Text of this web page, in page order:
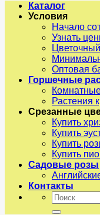
Каталог
Условия
Начало
Узнать
Оптовая
Горшечные
Растения
Срезанные
Купить
Купить
Купить
Купить
Садовые розы
Контакты
Искать: